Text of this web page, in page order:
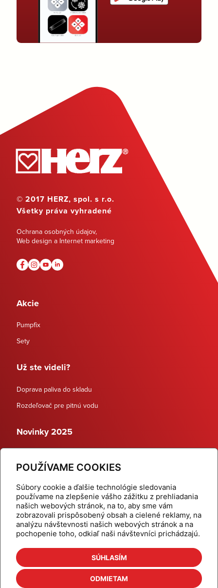
POUŽÍVAME COOKIES
Súbory cookie a ďalšie technológie sledovania
používame na zlepšenie vášho zážitku z prehliadania
našich webových stránok, na to, aby sme vám
zobrazovali prispôsobený obsah a cielené reklamy, na
analýzu návštevnosti našich webových stránok a na
pochopenie toho, odkiaľ naši návštevníci prichádzajú.
SÚHLASÍM
ODMIETAM
© 2017 HERZ, spol. s r.o.
Všetky práva vyhradené
Ochrana osobných údajov,
Web design a Internet marketing
Akcie
Pumpfix
Sety
Už ste videli?
Doprava paliva do skladu
Rozdeľovač pre pitnú vodu
Novinky 2025
Dynamické termostatické ventily
Domov
Produkty
Aktuality
Odber šikovné tipy
Kalkulačky
Cenníky
Na stiahnutie
Referencie
Kontakt